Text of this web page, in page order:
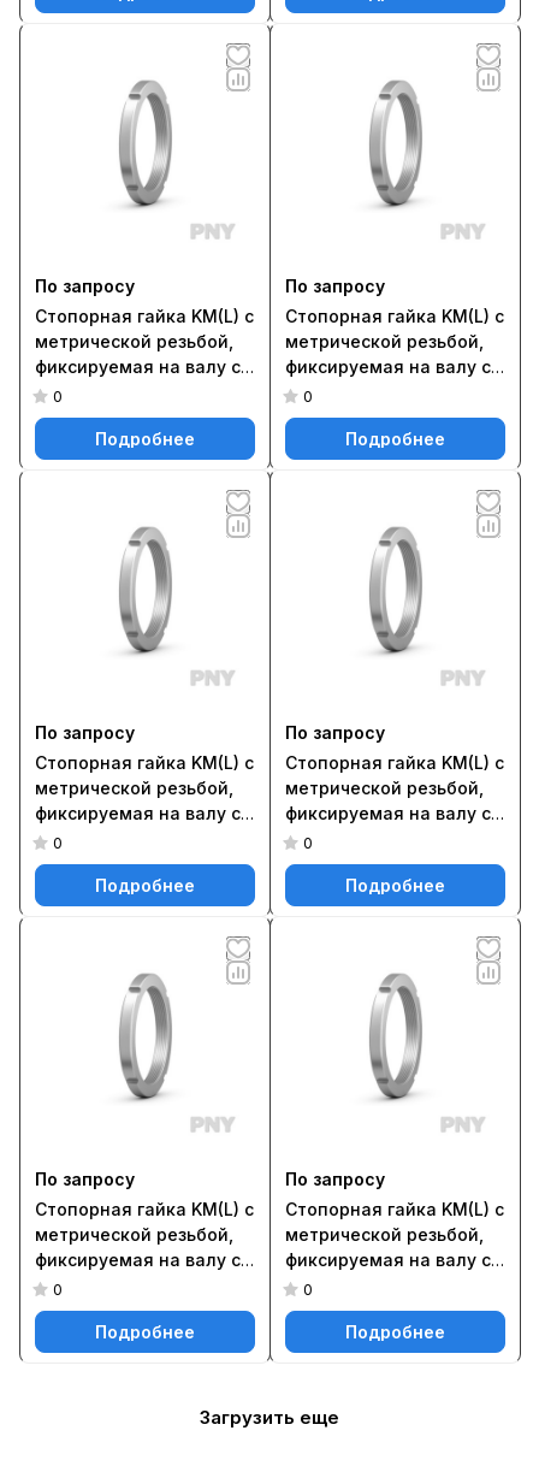
По запросу
Стопорная гайка KM(L) с
метрической резьбой,
фиксируемая на валу с
помощью стопорной
шайбы MB(L) или MB ..A
PNY KM 16
0
Подробнее
По запросу
Стопорная гайка KM(L) с
метрической резьбой,
фиксируемая на валу с
помощью стопорной
шайбы MB(L) или MB ..A
PNY KM 19
0
Подробнее
По запросу
Стопорная гайка KM(L) с
метрической резьбой,
фиксируемая на валу с
помощью стопорной
шайбы MB(L) или MB ..A
PNY KM 17
0
Подробнее
По запросу
Стопорная гайка KM(L) с
метрической резьбой,
фиксируемая на валу с
помощью стопорной
шайбы MB(L) или MB ..A
PNY KM 21
0
Подробнее
По запросу
Стопорная гайка KM(L) с
метрической резьбой,
фиксируемая на валу с
помощью стопорной
шайбы MB(L) или MB ..A
PNY KM 18
0
Подробнее
По запросу
Стопорная гайка KM(L) с
метрической резьбой,
фиксируемая на валу с
помощью стопорной
шайбы MB(L) или MB ..A
PNY KM 22
0
Подробнее
Загрузить еще